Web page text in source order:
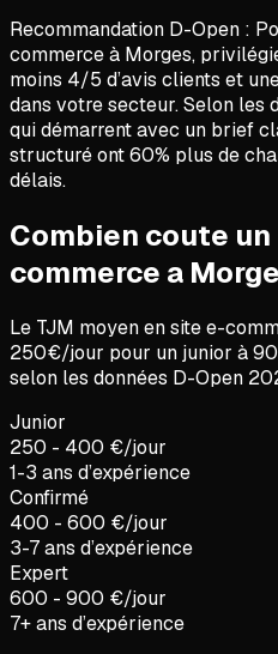
Recommandation D-Open :
commerceà Morges,
moins 4/5 d’avis clients et
dans votre secteur. Selon les
qui démarrent avec un brief
structuré ont 60% plus de
délais.
Combien coute
commerce a
Le TJM moyen ensite e-
250€/jour pour un junior à
selon les données D-Open
Junior
250 - 400 €/jour
1-3 ans d’expérience
Confirmé
400 - 600 €/jour
3-7 ans d’expérience
Expert
600 - 900 €/jour
7+ ans d’expérience